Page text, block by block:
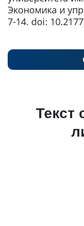
Экономика и
7-14. doi:
Текст